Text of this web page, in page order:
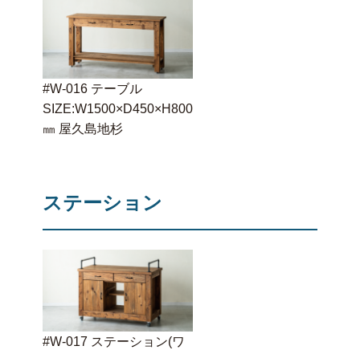
#W-016 テーブル
SIZE:W1500×D450×H800
㎜ 屋久島地杉
ステーション
#W-017 ステーション(ワ